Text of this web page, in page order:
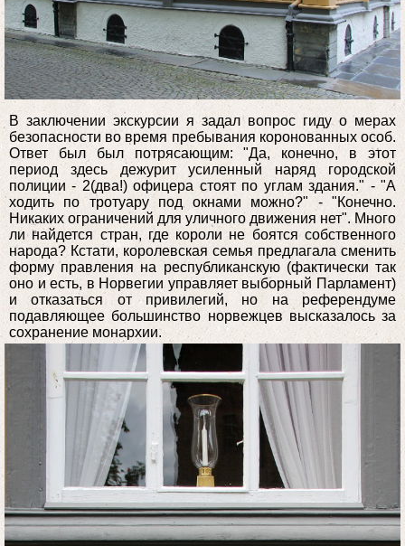
В заключении экскурсии я задал вопрос гиду о мерах
безопасности во время пребывания коронованных особ.
Ответ был был потрясающим: "Да, конечно, в этот
период здесь дежурит усиленный наряд городской
полиции - 2(два!) офицера стоят по углам здания." - "А
ходить по тротуару под окнами можно?" - "Конечно.
Никаких ограничений для уличного движения нет". Много
ли найдется стран, где короли не боятся собственного
народа? Кстати, королевская семья предлагала сменить
форму правления на республиканскую (фактически так
оно и есть, в Норвегии управляет выборный Парламент)
и отказаться от привилегий, но на референдуме
подавляющее большинство норвежцев высказалось за
сохранение монархии.